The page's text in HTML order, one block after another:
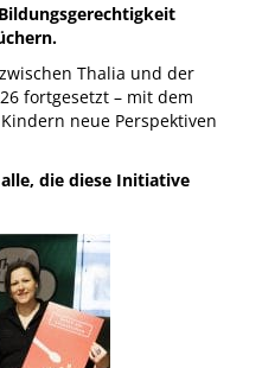
Bildungsgerechtigkeit
Thalia und der
fortgesetzt – mit dem
neue Perspektiven
die diese Initiative